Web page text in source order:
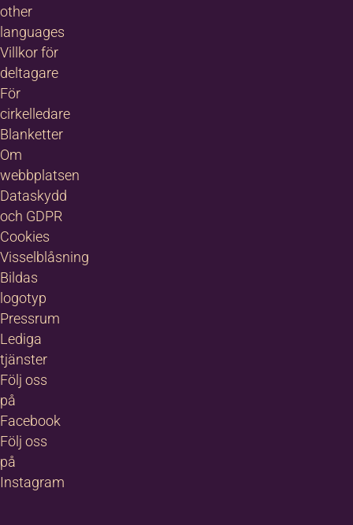
other
languages
Villkor för
deltagare
För
cirkelledare
Blanketter
Om
webbplatsen
Dataskydd
och GDPR
Cookies
Visselblåsning
Bildas
logotyp
Pressrum
Lediga
tjänster
Följ oss
på
Facebook
Följ oss
på
Instagram